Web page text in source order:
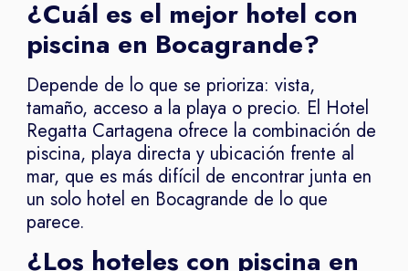
¿Cuál es el mejor hotel con
piscina en Bocagrande?
Depende de lo que se prioriza: vista,
tamaño, acceso a la playa o precio. El Hotel
Regatta Cartagena ofrece la combinación de
piscina, playa directa y ubicación frente al
mar, que es más difícil de encontrar junta en
un solo hotel en Bocagrande de lo que
parece.
¿Los hoteles con piscina en